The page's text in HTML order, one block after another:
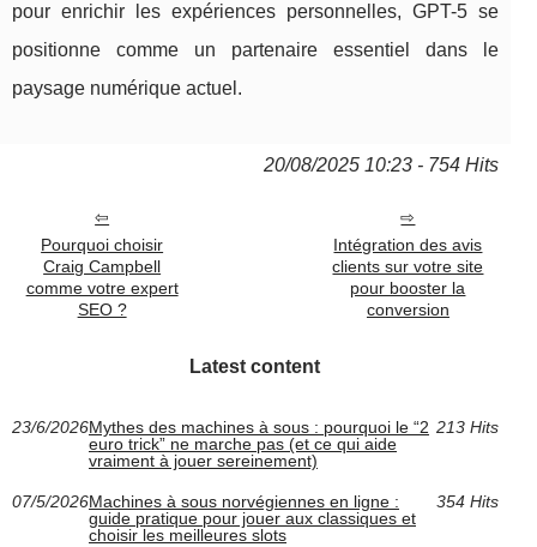
pour enrichir les expériences personnelles, GPT-5 se
positionne comme un partenaire essentiel dans le
paysage numérique actuel.
20/08/2025 10:23 - 754 Hits
Pourquoi choisir
Craig Campbell
comme votre expert
SEO ?
Intégration des avis
clients sur votre site
pour booster la
conversion
Latest content
23/6/2026Mythes des machines à sous : pourquoi le “2
euro trick” ne marche pas (et ce qui aide
vraiment à jouer sereinement)
213 Hits
07/5/2026Machines à sous norvégiennes en ligne :
guide pratique pour jouer aux classiques et
choisir les meilleures slots
354 Hits